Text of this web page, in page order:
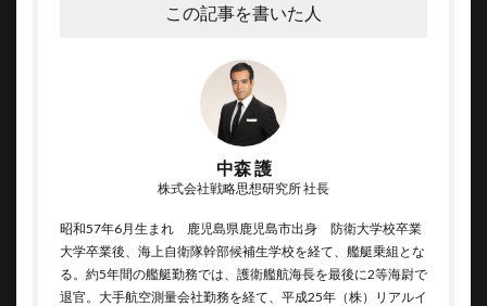
この記事を書いた人
中森 護
株式会社戦略思想研究所 社長
昭和57年6月生まれ 鹿児島県鹿児島市出身 防衛大学校卒業
大学卒業後、海上自衛隊幹部候補生学校を経て、艦艇乗組とな
る。約5年間の艦艇勤務では、護衛艦航海長を最後に2等海尉で
退官。大手航空測量会社勤務を経て、平成25年（株）リアルイ